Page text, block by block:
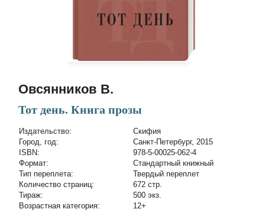
Овсянников В.
Тот день. Книга прозы
Издательство:
Скифия
Город, год:
Санкт-Петербург, 2015
ISBN:
978-5-00025-062-4
Формат:
Стандартный книжный
Тип переплета:
Твердый переплет
Количество страниц:
672 стр.
Тираж:
500 экз.
Возрастная категория:
12+